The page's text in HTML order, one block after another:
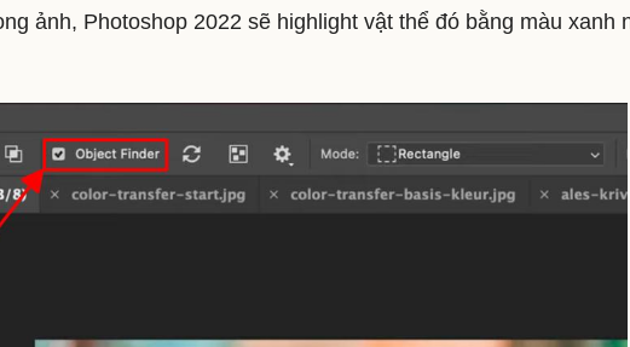
ảnh, Photoshop 2022 sẽ highlight vật thể đó bằng màu xanh